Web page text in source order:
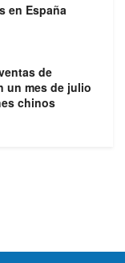
en España
de
un mes de julio
chinos